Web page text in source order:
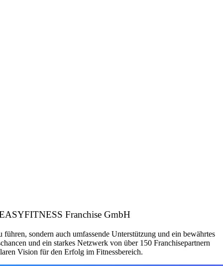
Franchise GmbH
sondern auch umfassende Unterstützung und ein bewährtes
und ein starkes Netzwerk von über 150 Franchisepartnern
Vision für den Erfolg im Fitnessbereich.